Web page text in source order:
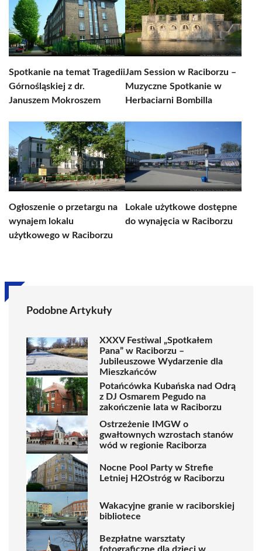
Spotkanie na temat Tragedii
Górnośląskiej z dr.
Januszem Mokroszem
Jam Session w Raciborzu –
Muzyczne Spotkanie w
Herbaciarni Bombilla
Ogłoszenie o przetargu na
wynajem lokalu
użytkowego w Raciborzu
Lokale użytkowe dostępne
do wynajęcia w Raciborzu
Podobne Artykuły
XXXV Festiwal „Spotkałem
Pana” w Raciborzu –
Jubileuszowe Wydarzenie dla
Mieszkańców
Potańcówka Kubańska nad Odrą
z DJ Osmarem Pegudo na
zakończenie lata w Raciborzu
Ostrzeżenie IMGW o
gwałtownych wzrostach stanów
wód w regionie Raciborza
Nocne Pool Party w Strefie
Letniej H2Ostróg w Raciborzu
Wakacyjne granie w raciborskiej
bibliotece
Bezpłatne warsztaty
fotograficzne dla dzieci w